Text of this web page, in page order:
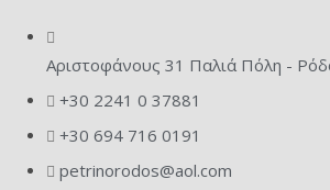
Αριστοφάνους 31 Παλιά Πόλη -
+30 2241 0 37881
+30 694 716 0191
petrinorodos@aol.com